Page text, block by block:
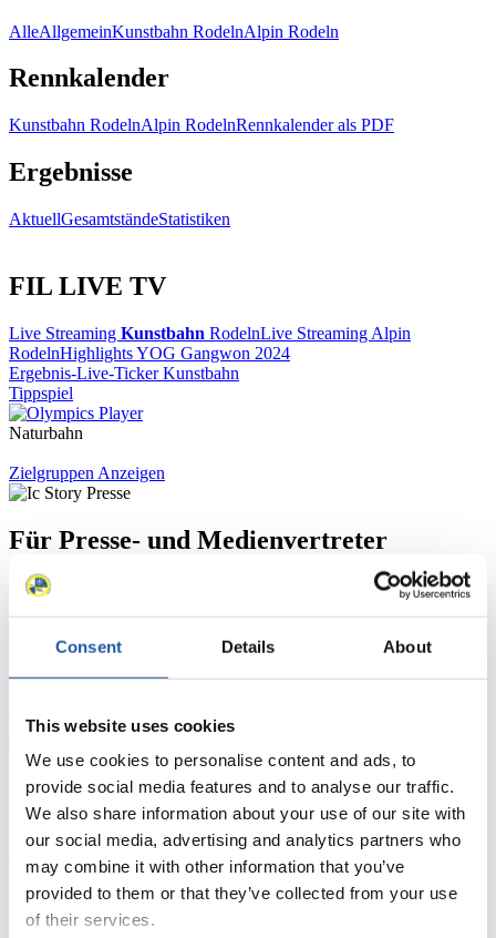
Consent Details About
This website uses cookies
We use cookies to personalise content and ads, to
provide social media features and to analyse our traffic.
We also share information about your use of our site with
our social media, advertising and analytics partners who
may combine it with other information that you’ve
provided to them or that they’ve collected from your use
of their services.
AlleAllgemeinKunstbahn RodelnAlpin Rodeln
Rennkalender
Kunstbahn RodelnAlpin RodelnRennkalender als PDF
Ergebnisse
AktuellGesamtständeStatistiken
FIL LIVE TV
Live Streaming Kunstbahn RodelnLive Streaming Alpin
RodelnHighlights YOG Gangwon 2024
Ergebnis-Live-Ticker Kunstbahn
Tippspiel
Naturbahn
Zielgruppen Anzeigen
Für Presse- und Medienvertreter
Hier finden Sie Informationen für Presse- und Medienvertreter. Sie
beantragen, die Grundregeln des Rennrodelsports einsehen und
Für Nationale Verbände
Hier können Sie sich über allgemeine Neuigkeiten informieren, das
aktuelle Regelwerk sowie Richtlinien zu Wettkämpfen, Anti-Doping
und Fairplay nachlesen, auf Athletenbiographien zugreifen,
Ausschreibungen für Wettkämpfe herunterladen, sowie auf die
Mitgliedersektion zugreifen.